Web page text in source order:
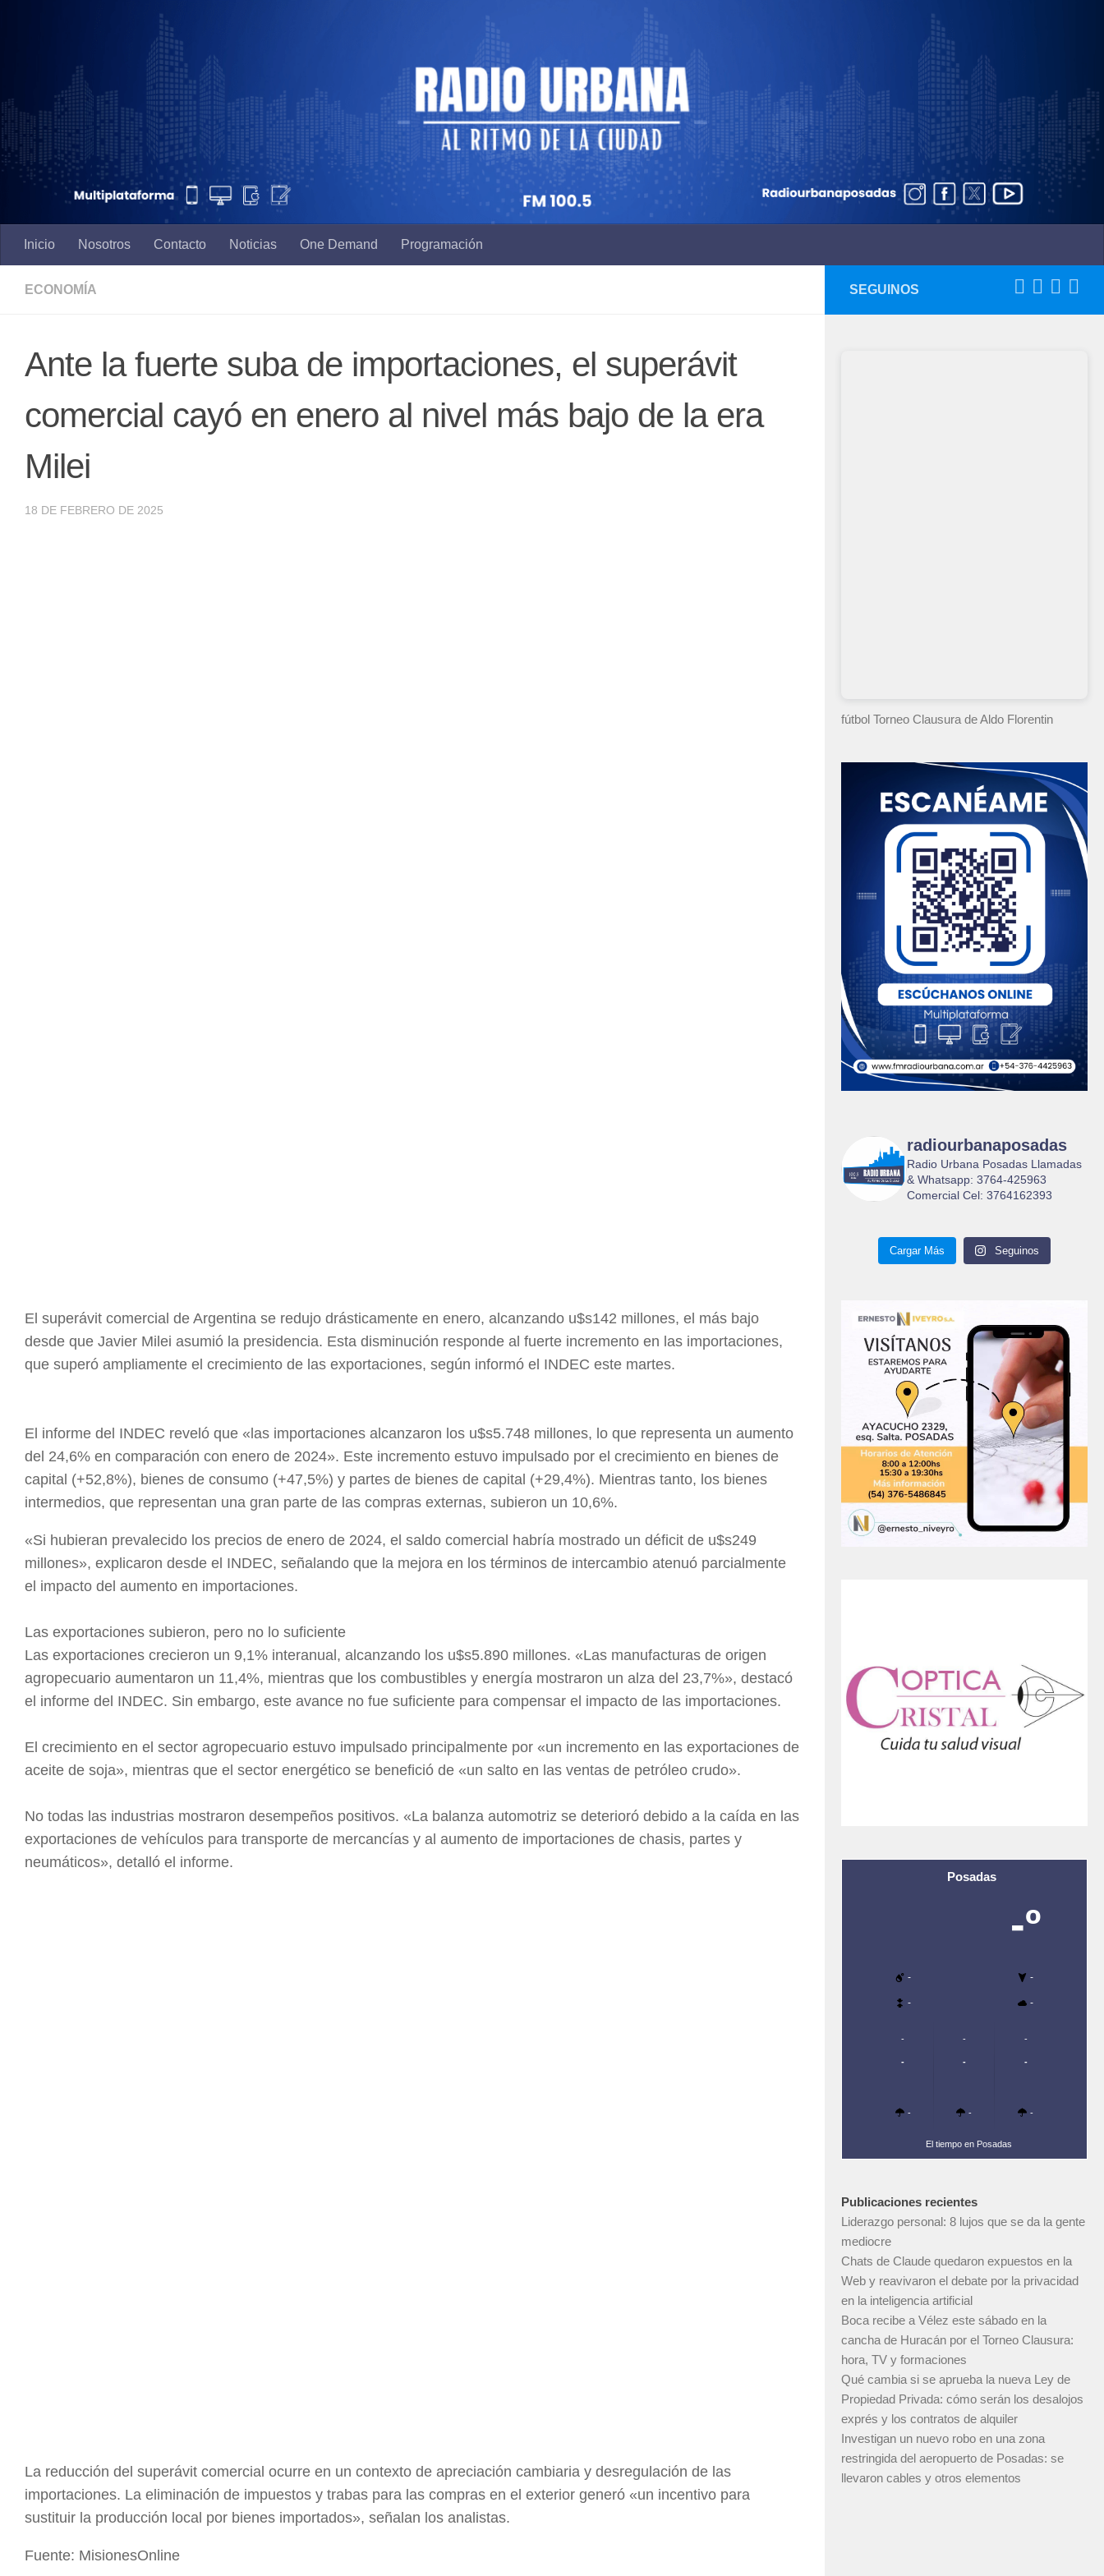
Inicio Nosotros Contacto Noticias One Demand Programación
ECONOMÍA
Ante la fuerte suba de importaciones, el superávit
comercial cayó en enero al nivel más bajo de la era
Milei
18 DE FEBRERO DE 2025
El superávit comercial de Argentina se redujo drásticamente en enero, alcanzando u$s142 millones, el más bajo
desde que Javier Milei asumió la presidencia. Esta disminución responde al fuerte incremento en las importaciones,
que superó ampliamente el crecimiento de las exportaciones, según informó el INDEC este martes.
El informe del INDEC reveló que «las importaciones alcanzaron los u$s5.748 millones, lo que representa un aumento
del 24,6% en comparación con enero de 2024». Este incremento estuvo impulsado por el crecimiento en bienes de
capital (+52,8%), bienes de consumo (+47,5%) y partes de bienes de capital (+29,4%). Mientras tanto, los bienes
intermedios, que representan una gran parte de las compras externas, subieron un 10,6%.
«Si hubieran prevalecido los precios de enero de 2024, el saldo comercial habría mostrado un déficit de u$s249
millones», explicaron desde el INDEC, señalando que la mejora en los términos de intercambio atenuó parcialmente
el impacto del aumento en importaciones.
Las exportaciones subieron, pero no lo suficiente
Las exportaciones crecieron un 9,1% interanual, alcanzando los u$s5.890 millones. «Las manufacturas de origen
agropecuario aumentaron un 11,4%, mientras que los combustibles y energía mostraron un alza del 23,7%», destacó
el informe del INDEC. Sin embargo, este avance no fue suficiente para compensar el impacto de las importaciones.
El crecimiento en el sector agropecuario estuvo impulsado principalmente por «un incremento en las exportaciones de
aceite de soja», mientras que el sector energético se benefició de «un salto en las ventas de petróleo crudo».
No todas las industrias mostraron desempeños positivos. «La balanza automotriz se deterioró debido a la caída en las
exportaciones de vehículos para transporte de mercancías y al aumento de importaciones de chasis, partes y
neumáticos», detalló el informe.
La reducción del superávit comercial ocurre en un contexto de apreciación cambiaria y desregulación de las
importaciones. La eliminación de impuestos y trabas para las compras en el exterior generó «un incentivo para
sustituir la producción local por bienes importados», señalan los analistas.
Fuente: MisionesOnline
SEGUINOS
fútbol Torneo Clausurade Aldo Florentin
radiourbanaposadas
Radio Urbana Posadas Llamadas
& Whatsapp: 3764-425963
Comercial Cel: 3764162393
Cargar Más Seguinos
Posadas
-º
- -
- -
-
-
-
-
-
-
-
-
-
El tiempo en Posadas
Publicaciones recientes
Liderazgo personal: 8 lujos que se da la gente
mediocre
Chats de Claude quedaron expuestos en la
Web y reavivaron el debate por la privacidad
en la inteligencia artificial
Boca recibe a Vélez este sábado en la
cancha de Huracán por el Torneo Clausura:
hora, TV y formaciones
Qué cambia si se aprueba la nueva Ley de
Propiedad Privada: cómo serán los desalojos
exprés y los contratos de alquiler
Investigan un nuevo robo en una zona
restringida del aeropuerto de Posadas: se
llevaron cables y otros elementos